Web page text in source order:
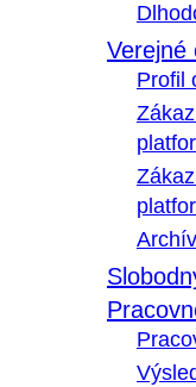
Verejné
Profil